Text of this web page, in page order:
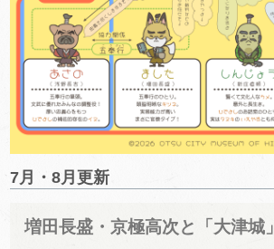
7月・8月更新
増田長盛・京極高次と「大津城」